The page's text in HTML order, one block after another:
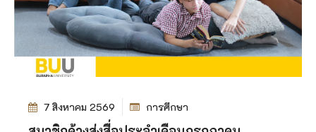
7 สิงหาคม 2569 การศึกษา